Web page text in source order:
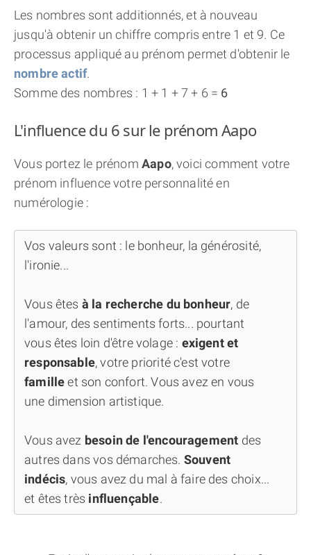
Les nombres sont additionnés, et à nouveau
jusqu'à obtenir un chiffre compris entre 1 et 9. Ce
processus appliqué au prénom permet d'obtenir le
nombre actif.
Somme des nombres : 1 + 1 + 7 + 6 = 6
L'influence du 6 sur le prénom Aapo
Vous portez le prénom Aapo, voici comment votre
prénom influence votre personnalité en
numérologie :
Vos valeurs sont : le bonheur, la générosité,
l'ironie...
Vous êtes à la recherche du bonheur, de
l'amour, des sentiments forts... pourtant
vous êtes loin d'être volage : exigent et
responsable, votre priorité c'est votre
familleet son confort. Vous avez en vous
une dimension artistique.
Vous avez besoin de l'encouragement des
autres dans vos démarches. Souvent
indécis, vous avez du mal à faire des choix...
et êtes très influençable.